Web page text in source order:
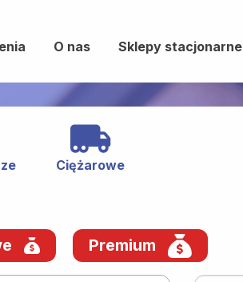
O nas Sklepy stacjonarne
Ciężarowe
Premium